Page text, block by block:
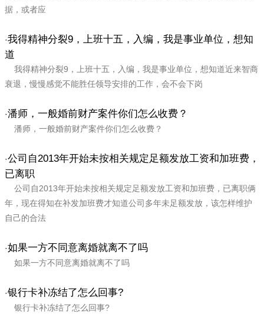
据，或者应
·我得精神分裂9，上班十五，入编，我是事业单位，想知
道
我得精神分裂9，上班十五，入编，我是事业单位，想知道近来智商
衰退，慢慢感觉不能胜任领导安排的工作，会不会下岗
·潘师，一般婚前财产案件你们怎么收费？
潘师，一般婚前财产案件你们怎么收费？
·公司自2013年开始未按相关规定足额发放工资和加班费，
已离职
公司自2013年开始未按相关规定足额发放工资和加班费，已离职俩
年，现在得知在补发加班费才知道公司多年未足额发放，该怎样维护
自己的合法
·如果一方不同意离婚就离不了吗
如果一方不同意离婚就离不了吗
·银行卡补冻结了怎么回事?
银行卡补冻结了怎么回事?